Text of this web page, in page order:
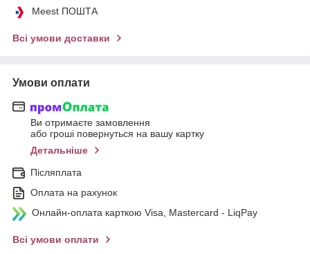
Meest ПОШТА
Всі умови доставки
Умови оплати
Ви отримаєте замовлення
або гроші повернуться на вашу картку
Детальніше
Післяплата
Оплата на рахунок
Онлайн-оплата карткою Visa, Mastercard - LiqPay
Всі умови оплати